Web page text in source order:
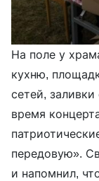
На поле у
кухню,
сетей,
время
передовую».
и напомнил,